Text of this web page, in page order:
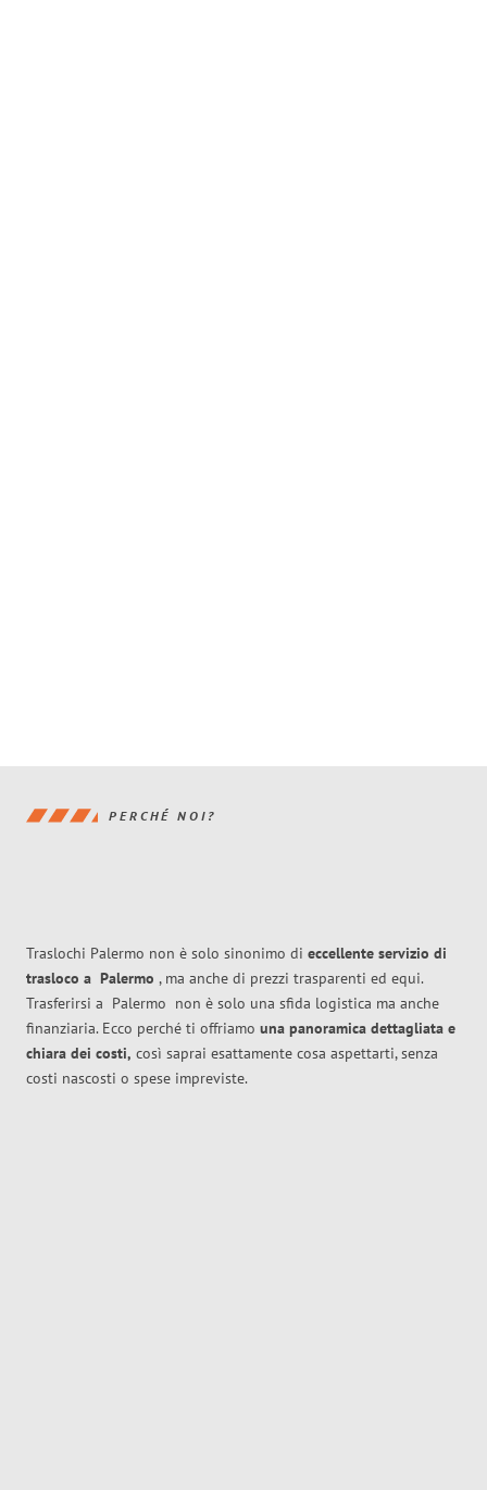
PERCHÉ NOI?
Traslochi Palermo non è solo sinonimo di eccellente servizio di
trasloco a Palermo , ma anche di prezzi trasparenti ed equi.
Trasferirsi a Palermo non è solo una sfida logistica ma anche
finanziaria. Ecco perché ti offriamo una panoramica dettagliata e
chiara dei costi, così saprai esattamente cosa aspettarti, senza
costi nascosti o spese impreviste.